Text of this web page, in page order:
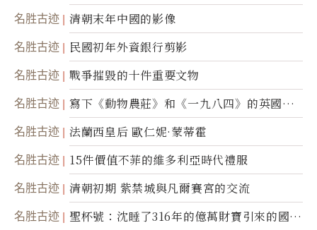
名胜古迹 清朝末年中國的影像
名胜古迹 民國初年外資銀行剪影
名胜古迹 戰爭摧毀的十件重要文物
名胜古迹
寫下《動物農莊》和《一九八四》的英國作
家喬治．歐威爾
名胜古迹 法蘭西皇后 歐仁妮·蒙蒂霍
名胜古迹 15件價值不菲的維多利亞時代禮服
名胜古迹 清朝初期 紫禁城與凡爾賽宮的交流
名胜古迹
聖杯號：沈睡了316年的億萬財寶引來的國際